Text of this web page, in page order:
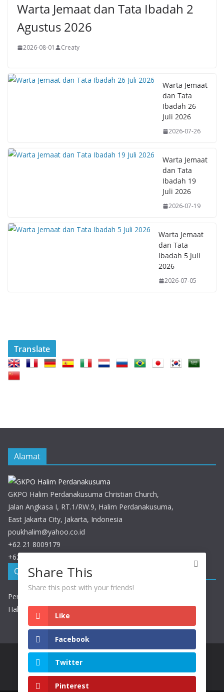
Warta Jemaat dan Tata Ibadah 2
Agustus 2026
2026-08-01 Creaty
Warta Jemaat
dan Tata
Ibadah 26
Juli 2026
2026-07-26
Warta Jemaat
dan Tata
Ibadah 19
Juli 2026
2026-07-19
Warta Jemaat
dan Tata
Ibadah 5 Juli
2026
2026-07-05
Translate
Alamat
GKPO Halim Perdanakusuma Christian Church,
Jalan Angkasa I, RT.1/RW.9, Halim Perdanakusuma,
East Jakarta City, Jakarta, Indonesia
poukhalim@yahoo.co.id
+62 21 8009179
+62 21 8009179
QRIS GKPO Halim
Persembahan / Perpuluhan dapat discan melalui QRIS GKPO
Halim
Copyright © 2026GKPO Halim Perdanakusuma. All rights
Share This
Share this post with your friends!
Like
Facebook
Twitter
Pinterest